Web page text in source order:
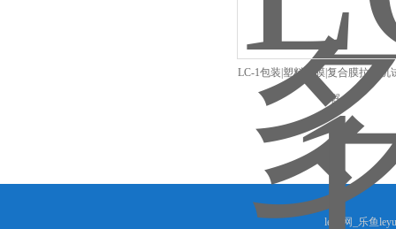
LC-1包装|塑料薄膜|复合膜拉力机
器
leyu网_乐鱼